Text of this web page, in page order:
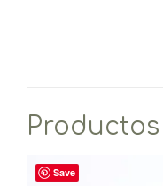
Save